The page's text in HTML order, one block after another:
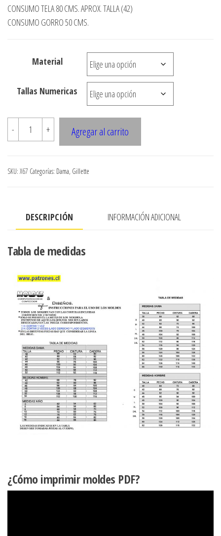
de
precios:
hasta
$7.900
CONSUMO TELA 80 CMS. APROX. TALLA (42)
CONSUMO GORRO 50 CMS.
Material
Tallas Numericas
- + Agregar al carrito
SKU: X67 Categorías: Dama, Gillette
DESCRIPCIÓN INFORMACIÓN ADICIONAL
Tabla de medidas
¿Cómo imprimir moldes PDF?